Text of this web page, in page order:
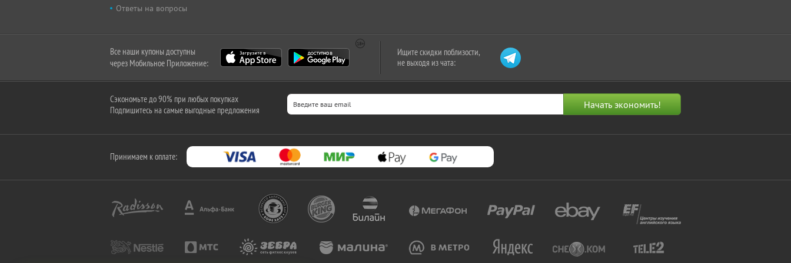
Ответы на вопросы
Все наши купоны доступны
через Мобильное Приложение:
Ищите скидки поблизости,
не выходя из чата:
Сэкономьте до 90% при любых покупках
Подпишитесь на самые выгодные предложения
Принимаем к оплате: